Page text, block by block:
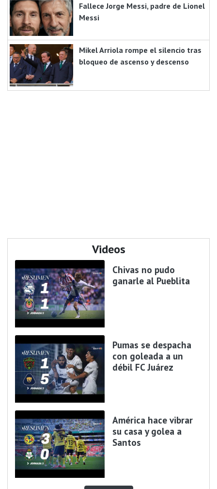
Fallece Jorge Messi, padre de Lionel
Messi
Mikel Arriola rompe el silencio tras
bloqueo de ascenso y descenso
Videos
Chivas no pudo
ganarle al Pueblita
Pumas se despacha
con goleada a un
débil FC Juárez
América hace vibrar
su casa y golea a
Santos